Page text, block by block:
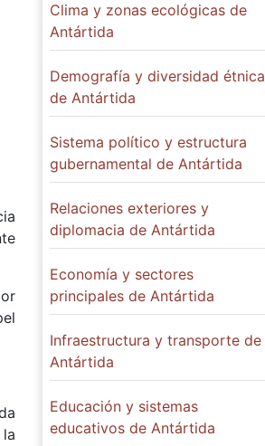
Clima y zonas ecológicas de
Antártida
Demografía y diversidad étnica
de Antártida
Sistema político y estructura
gubernamental de Antártida
Relaciones exteriores y
diplomacia de Antártida
Economía y sectores
principales de Antártida
Infraestructura y transporte de
Antártida
Educación y sistemas
educativos de Antártida